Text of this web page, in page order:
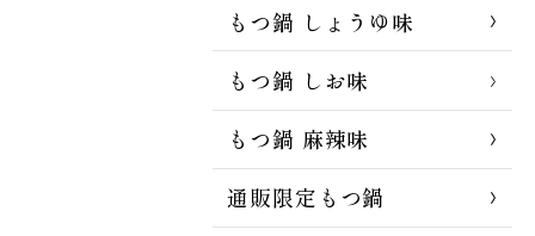
もつ鍋 しょうゆ味
もつ鍋 しお味
もつ鍋 麻辣味
通販限定もつ鍋